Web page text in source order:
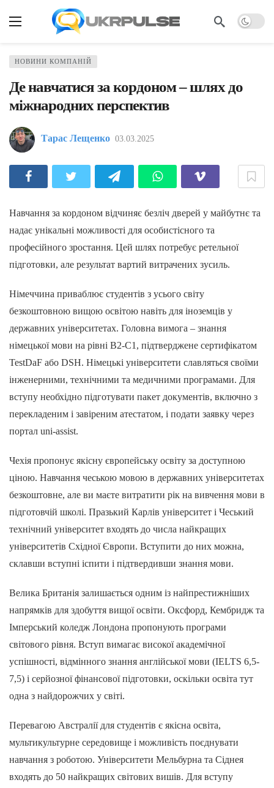
НОВИНИ КОМПАНІЙ
Де навчатися за кордоном – шлях до
міжнародних перспектив
Тарас Лещенко 03.03.2025
Навчання за кордоном відчиняє безліч дверей у майбутнє та
надає унікальні можливості для особистісного та
професійного зростання. Цей шлях потребує ретельної
підготовки, але результат вартий витрачених зусиль.
Німеччина приваблює студентів з усього світу
безкоштовною вищою освітою навіть для іноземців у
державних університетах. Головна вимога – знання
німецької мови на рівні B2-C1, підтверджене сертифікатом
TestDaF або DSH. Німецькі університети славляться своїми
інженерними, технічними та медичними програмами. Для
вступу необхідно підготувати пакет документів, включно з
перекладеним і завіреним атестатом, і подати заявку через
портал uni-assist.
Чехія пропонує якісну європейську освіту за доступною
ціною. Навчання чеською мовою в державних університетах
безкоштовне, але ви маєте витратити рік на вивчення мови в
підготовчій школі. Празький Карлів університет і Чеський
технічний університет входять до числа найкращих
університетів Східної Європи. Вступити до них можна,
склавши вступні іспити і підтвердивши знання мови.
Велика Британія залишається одним із найпрестижніших
напрямків для здобуття вищої освіти. Оксфорд, Кембридж та
Імперський коледж Лондона пропонують програми
світового рівня. Вступ вимагає високої академічної
успішності, відмінного знання англійської мови (IELTS 6,5-
7,5) і серйозної фінансової підготовки, оскільки освіта тут
одна з найдорожчих у світі.
Перевагою Австралії для студентів є якісна освіта,
мультикультурне середовище і можливість поєднувати
навчання з роботою. Університети Мельбурна та Сіднея
входять до 50 найкращих світових вишів. Для вступу